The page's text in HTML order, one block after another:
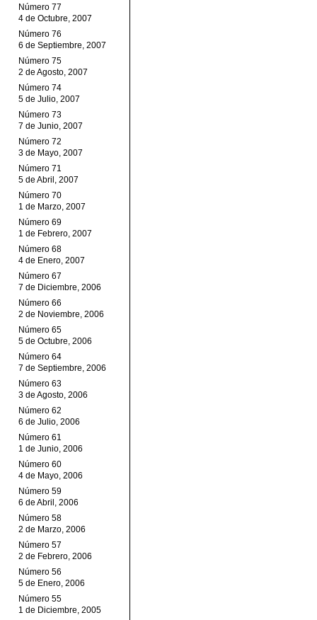
Número 77
4 de Octubre, 2007
Número 76
6 de Septiembre, 2007
Número 75
2 de Agosto, 2007
Número 74
5 de Julio, 2007
Número 73
7 de Junio, 2007
Número 72
3 de Mayo, 2007
Número 71
5 de Abril, 2007
Número 70
1 de Marzo, 2007
Número 69
1 de Febrero, 2007
Número 68
4 de Enero, 2007
Número 67
7 de Diciembre, 2006
Número 66
2 de Noviembre, 2006
Número 65
5 de Octubre, 2006
Número 64
7 de Septiembre, 2006
Número 63
3 de Agosto, 2006
Número 62
6 de Julio, 2006
Número 61
1 de Junio, 2006
Número 60
4 de Mayo, 2006
Número 59
6 de Abril, 2006
Número 58
2 de Marzo, 2006
Número 57
2 de Febrero, 2006
Número 56
5 de Enero, 2006
Número 55
1 de Diciembre, 2005